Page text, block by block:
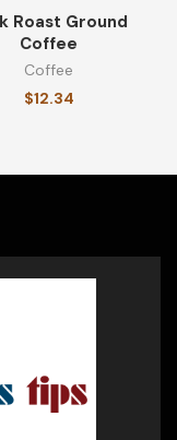
Roast Ground
Coffee
Coffee
$12.34